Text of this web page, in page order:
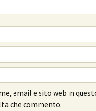
email e sito web in
che commento.